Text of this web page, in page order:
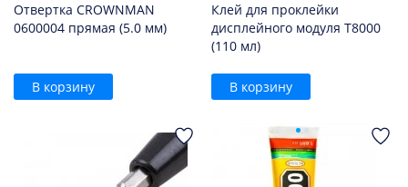
Отвертка CROWNMAN
0600004 прямая (5.0 мм)
В корзину
Клей для проклейки
дисплейного модуля T8000
(110 мл)
В корзину